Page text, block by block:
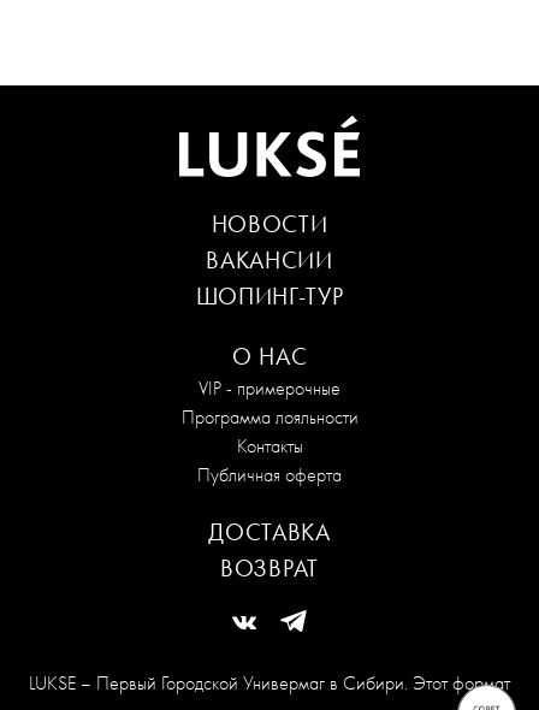
LUKSE – Первый Городской Универмаг в Сибири. Этот формат
О НАС
VIP - примерочные
Программа лояльности
Контакты
Публичная оферта
НОВОСТИ
ВАКАНСИИ
ШОПИНГ-ТУР
ДОСТАВКА
ВОЗВРАТ